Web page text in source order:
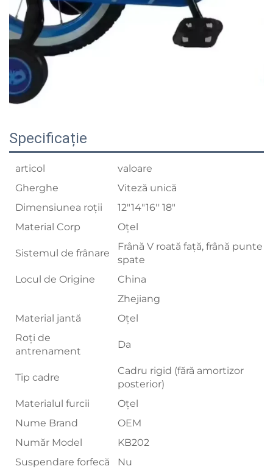
Specificație
articol
valoare
Gherghe
Viteză unică
Dimensiunea roții
12"14"16'' 18"
Material Corp
Oțel
Sistemul de frânare
Frână V roată față, frână punte
spate
Locul de Origine
China
Zhejiang
Material jantă
Oțel
Roți de
antrenament
Da
Tip cadre
Cadru rigid (fără amortizor
posterior)
Materialul furcii
Oțel
Nume Brand
OEM
Număr Model
KB202
Suspendare forfecă
Nu